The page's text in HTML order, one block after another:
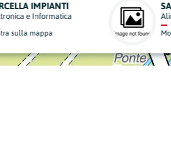
SHOP CHINA MARKET
Ferramenta e Materiale Edile
Mostra sulla mappa